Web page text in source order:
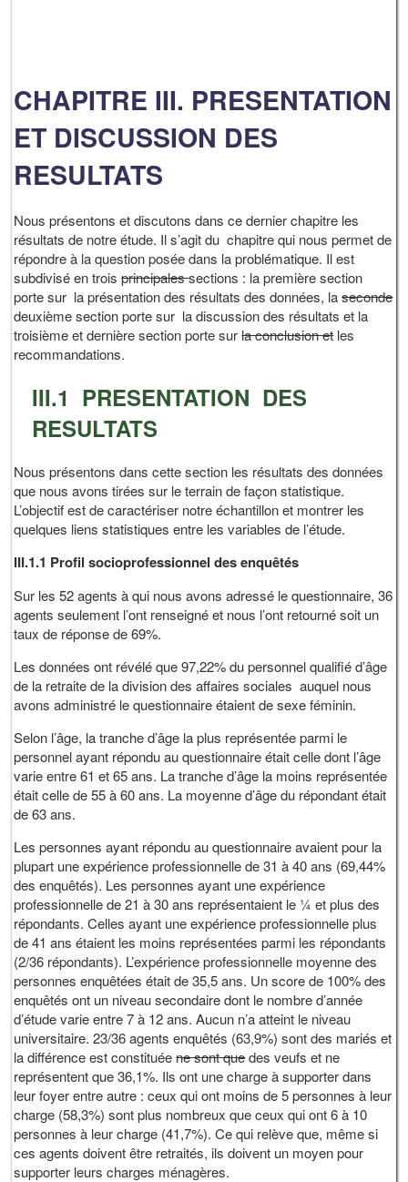
CHAPITRE III. PRESENTATION
ET DISCUSSION DES
RESULTATS
Nous présentons et discutons dans ce dernier chapitre les
résultats de notre étude. Il s’agit du chapitre qui nous permet de
répondre à la question posée dans la problématique. Il est
subdivisé en troisprincipalessections : la première section
porte sur la présentation des résultats des données, laseconde
deuxième section porte sur la discussion des résultats et la
troisième et dernière section porte surla conclusion etles
recommandations.
III.1 PRESENTATION DES
RESULTATS
Nous présentons dans cette section les résultats des données
que nous avons tirées sur le terrain de façon statistique.
L’objectif est de caractériser notre échantillon et montrer les
quelques liens statistiques entre les variables de l’étude.
III.1.1 Profil socioprofessionnel des enquêtés
Sur les 52 agents à qui nous avons adressé le questionnaire, 36
agents seulement l’ont renseigné et nous l’ont retourné soit un
taux de réponse de 69%.
Les données ont révélé que 97,22% du personnel qualifié d’âge
de la retraite de la division des affaires sociales auquel nous
avons administré le questionnaire étaient de sexe féminin.
Selon l’âge, la tranche d’âge la plus représentée parmi le
personnel ayant répondu au questionnaire était celle dont l’âge
varie entre 61 et 65 ans. La tranche d’âge la moins représentée
était celle de 55 à 60 ans. La moyenne d’âge du répondant était
de 63 ans.
Les personnes ayant répondu au questionnaire avaient pour la
plupart une expérience professionnelle de 31 à 40 ans (69,44%
des enquêtés). Les personnes ayant une expérience
professionnelle de 21 à 30 ans représentaient le ¼ et plus des
répondants. Celles ayant une expérience professionnelle plus
de 41 ans étaient les moins représentées parmi les répondants
(2/36 répondants). L’expérience professionnelle moyenne des
personnes enquêtées était de 35,5 ans. Un score de 100% des
enquêtés ont un niveau secondaire dont le nombre d’année
d’étude varie entre 7 à 12 ans. Aucun n’a atteint le niveau
universitaire. 23/36 agents enquêtés (63,9%) sont des mariés et
la différence est constituéene sont quedes veufs et ne
représentent que 36,1%. Ils ont une charge à supporter dans
leur foyer entre autre : ceux qui ont moins de 5 personnes à leur
charge (58,3%) sont plus nombreux que ceux qui ont 6 à 10
personnes à leur charge (41,7%). Ce qui relève que, même si
ces agents doivent être retraités, ils doivent un moyen pour
supporter leurs charges ménagères.